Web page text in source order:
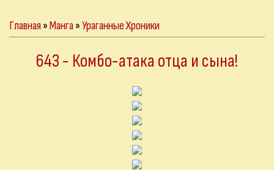
Главная»Манга»Ураганные Хроники
643 - Комбо-атака отца и сына!